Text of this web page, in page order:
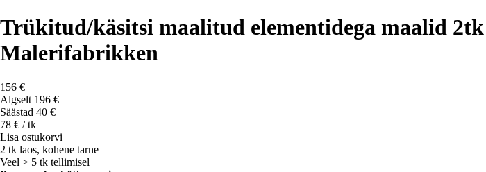
Trükitud/käsitsi maalitud elementidega maalid
Malerifabrikken
156 €
Algselt 196 €
Säästad 40 €
78 € / tk
Lisa ostukorvi
2 tk laos, kohene tarne
Veel > 5 tk tellimisel